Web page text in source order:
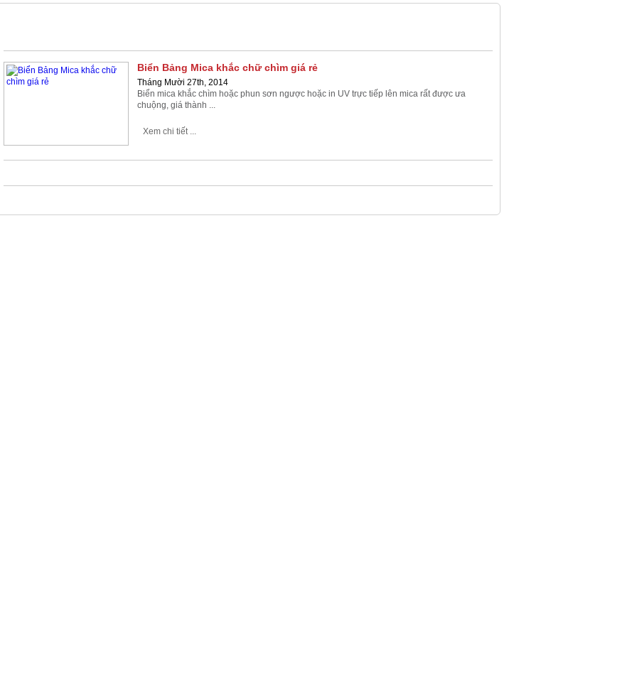
Biển Bảng Mica khắc chữ chìm giá rẻ
Tháng Mười 27th, 2014
Biển mica khắc chìm hoặc phun sơn ngược hoặc in UV trực tiếp lên mica rất được ưa
chuộng, giá thành ...
Xem chi tiết ...